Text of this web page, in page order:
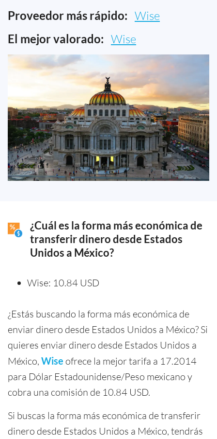
Proveedor más rápido: Wise
El mejor valorado: Wise
¿Cuál es la forma más económica de
transferir dinero desde Estados
Unidos a México?
Wise: 10.84 USD
¿Estás buscando la forma más económica de
enviar dinero desde Estados Unidos a México? Si
quieres enviar dinero desde Estados Unidos a
México, Wise ofrece la mejor tarifa a 17.2014
para Dólar Estadounidense/Peso mexicano y
cobra una comisión de 10.84 USD.
Si buscas la forma más económica de transferir
dinero desde Estados Unidos a México, tendrás